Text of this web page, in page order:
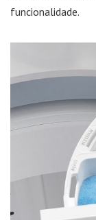
funcionalidade.